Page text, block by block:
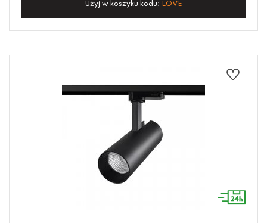
Użyj w koszyku kodu: LOVE